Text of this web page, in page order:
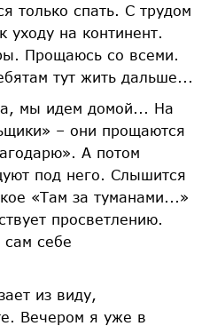
только спать. С трудом
уходу на континент.
Прощаюсь со всеми.
тут жить дальше...
мы идем домой... На
– они прощаются
А потом
под него. Слышится
«Там за туманами...»
просветлению.
сам себе
из виду,
Вечером я уже в